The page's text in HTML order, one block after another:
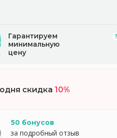
Гарантируем
минимальную
цену
скидка 10%
50 бонусов
за подробный отзыв